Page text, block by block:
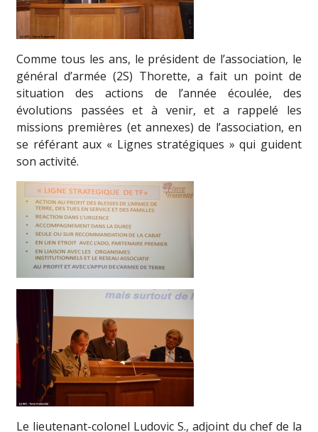
Comme tous les ans, le président de l’association, le
général d’armée (2S) Thorette, a fait un point de
situation des actions de l’année écoulée, des
évolutions passées et à venir, et a rappelé les
missions premières (et annexes) de l’association, en
se référant aux « Lignes stratégiques » qui guident
son activité.
Le lieutenant-colonel Ludovic S., adjoint du chef de la